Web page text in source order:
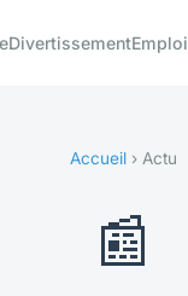
DivertissementEmploi
Accueil› Actu
📰